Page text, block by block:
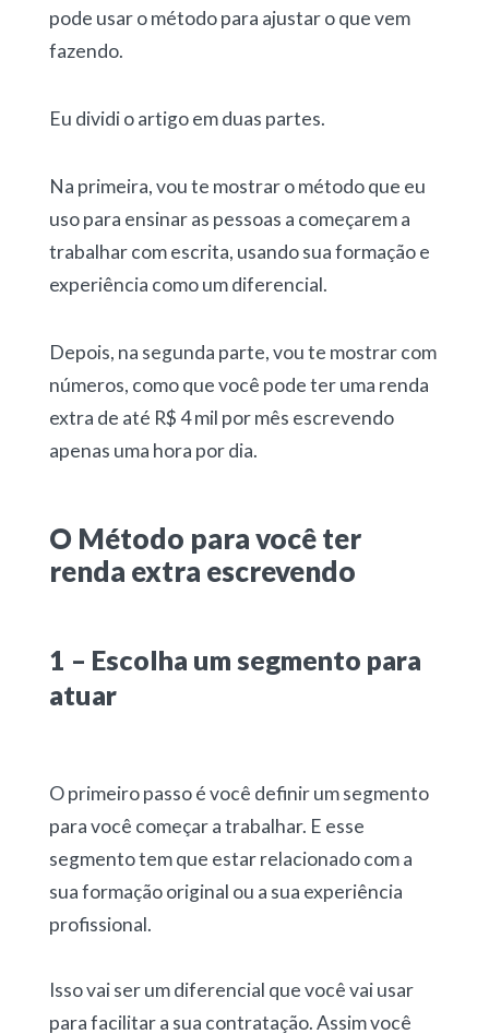
pode usar o método para ajustar o que vem
fazendo.
Eu dividi o artigo em duas partes.
Na primeira, vou te mostrar o método que eu
uso para ensinar as pessoas a começarem a
trabalhar com escrita, usando sua formação e
experiência como um diferencial.
Depois, na segunda parte, vou te mostrar com
números, como que você pode ter uma renda
extra de até R$ 4 mil por mês escrevendo
apenas uma hora por dia.
O Método para você ter
renda extra escrevendo
1 – Escolha um segmento para
atuar
O primeiro passo é você definir um segmento
para você começar a trabalhar. E esse
segmento tem que estar relacionado com a
sua formação original ou a sua experiência
profissional.
Isso vai ser um diferencial que você vai usar
para facilitar a sua contratação. Assim você